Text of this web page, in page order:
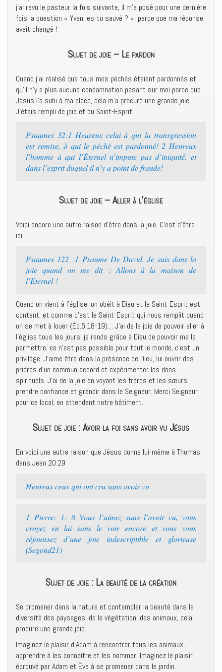
j’ai revu le pasteur la fois suivante, il m’a posé pour une dernière
fois la question « Yvan, es-tu sauvé ? », parce que ma réponse
avait changé !
Sujet de joie – Le pardon
Quand j’ai réalisé que tous mes péchés étaient pardonnés et
qu’il n’y a plus aucune condamnation pesant sur moi parce que
Jésus l’a subi à ma place, cela m’a procuré une grande joie.
J’étais rempli de joie et du Saint-Esprit.
Psaumes 32:1 Heureux celui à qui la transgression
est remise, à qui le péché est pardonné! 2 Heureux
l’homme à qui l’Éternel n’impute pas d’iniquité, et
dans l’esprit duquel il n’y a point de fraude!
Sujet de joie – Aller à l’église
Voici encore une autre raison d’être dans la joie. C’est d’être
ici !
Psaumes 122 :1 Psaume De David. Je suis dans la
joie quand on me dit : Allons à la maison de
l’Eternel !
Quand on vient à l’église, on obéit à Dieu et le Saint-Esprit est
content, et comme c’est le Saint-Esprit qui nous remplit quand
on se met à louer (Ép.5:18-19)… J’ai de la joie de pouvoir aller à
l’église tous les jours, je rends grâce à Dieu de pouvoir me le
permettre, ce n’est pas possible pour tout le monde, c’est un
privilège. J’aime être dans la présence de Dieu, lui ouvrir des
prières d’un commun accord et expérimenter les dons
spirituels. J’ai de la joie en voyant les frères et les sœurs
prendre confiance et grandir dans le Seigneur. Merci Seigneur
pour ce local, en attendant notre bâtiment.
Sujet de joie : Avoir la foi sans avoir vu Jésus
En voici une autre raison que Jésus donne lui-même à Thomas
dans Jean 20:29
Heureux ceux qui ont cru sans avoir vu
1 Pierre: 1: 8 Vous l’aimez sans l’avoir vu, vous
croyez en lui sans le voir encore et vous vous
réjouissez d’une joie indescriptible et glorieuse
(Segond21)
Sujet de joie : La beauté de la création
Se promener dans la nature et contempler la beauté dans la
diversité des paysages, de la végétation, des animaux, cela
procure une grande joie.
Imaginez le plaisir d’Adam à rencontrer tous les animaux,
apprendre à les connaître et les nommer. Imaginez le plaisir
éprouvé par Adam et Ève à se promener dans le jardin.